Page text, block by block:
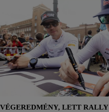
VÉGEREDMÉNY, LETT RALLY